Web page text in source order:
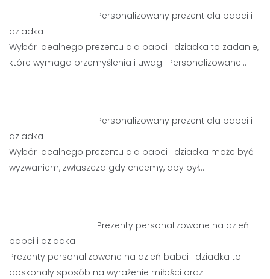
Personalizowany prezent dla babci i
dziadka
Wybór idealnego prezentu dla babci i dziadka to zadanie,
które wymaga przemyślenia i uwagi. Personalizowane…
Personalizowany prezent dla babci i
dziadka
Wybór idealnego prezentu dla babci i dziadka może być
wyzwaniem, zwłaszcza gdy chcemy, aby był…
Prezenty personalizowane na dzień
babci i dziadka
Prezenty personalizowane na dzień babci i dziadka to
doskonały sposób na wyrażenie miłości oraz